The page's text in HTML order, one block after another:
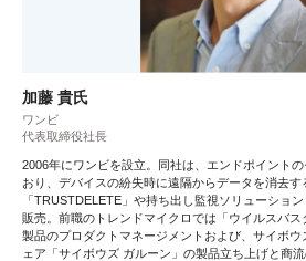
加藤 貴氏
ワンビ
代表取締役社長
2006年にワンビを設立。同社は、エンドポイント
おり、デバイスの紛失時に遠隔からデータを消去す
「TRUSTDELETE」や持ち出し監視ソリューショ
販売。前職のトレンドマイクロでは「ウイルスバ
製品のプロダクトマネージメントおよび、サイボ
ェア「サイボウズ ガルーン」の製品立ち上げと商